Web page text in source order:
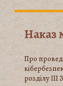
Наказ
Про
розділу